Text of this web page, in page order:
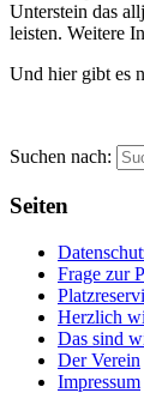
Unterstein das
leisten. Weitere
Und hier gibt es
Suchen nach:
Seiten
Frage zur
Herzlich
Das sind
Der Verein
Impressum